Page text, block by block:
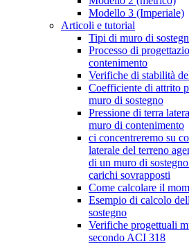
Modello 3 (Imperiale)
Articoli e tutorial
Tipi di muro di
Processo di
contenimento
Verifiche di stabilità
Coefficiente di attrito
muro di sostegno
Pressione di terra
muro di contenimento
ci concentreremo su
laterale del terreno
di un muro di
carichi sovrapposti
Come calcolare il
Esempio di calcolo
sostegno
Verifiche progettuali
secondo ACI 318